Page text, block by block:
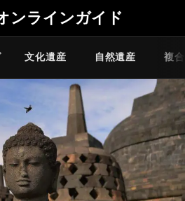
ンラインガイド
文化遺産 自然遺産 複